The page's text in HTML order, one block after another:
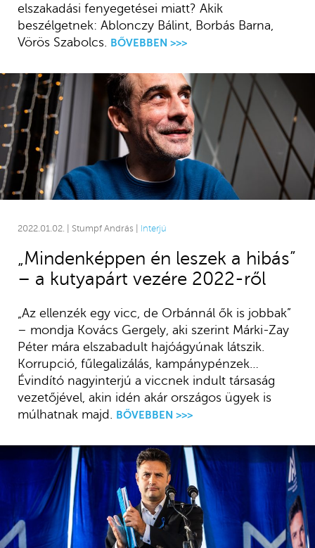
elszakadási fenyegetései miatt? Akik
beszélgetnek: Ablonczy Bálint, Borbás Barna,
Vörös Szabolcs. BŐVEBBEN >>>
2022.01.02. | Stumpf András | Interjú
„Mindenképpen én leszek a hibás”
– a kutyapárt vezére 2022-ről
„Az ellenzék egy vicc, de Orbánnál ők is jobbak”
– mondja Kovács Gergely, aki szerint Márki-Zay
Péter mára elszabadult hajóágyúnak látszik.
Korrupció, fűlegalizálás, kampánypénzek…
Évindító nagyinterjú a viccnek indult társaság
vezetőjével, akin idén akár országos ügyek is
múlhatnak majd.
BŐVEBBEN >>>